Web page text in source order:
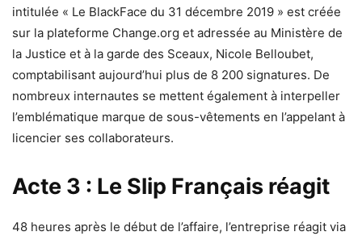
intitulée « Le BlackFace du 31 décembre 2019 » est créée
sur la plateforme Change.org et adressée au Ministère de
la Justice et à la garde des Sceaux, Nicole Belloubet,
comptabilisant aujourd’hui plus de 8 200 signatures. De
nombreux internautes se mettent également à interpeller
l’emblématique marque de sous-vêtements en l’appelant à
licencier ses collaborateurs.
Acte 3 : Le Slip Français réagit
48 heures après le début de l’affaire, l’entreprise réagit via